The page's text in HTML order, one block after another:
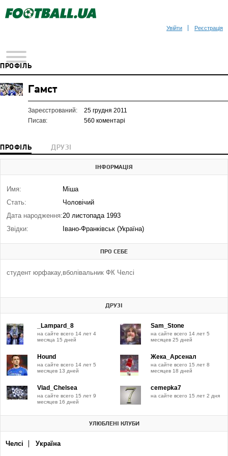
Увійти Реєстрація
ПРОФІЛЬ
Гамст
Зареєстрований:
25 грудня 2011
Писав:
560 коментарі
ПРОФІЛЬ ДРУЗІ
ІНФОРМАЦІЯ
Имя:
Міша
Стать:
Чоловічий
Дата народження:20 листопада 1993
Звідки:
Івано-Франківськ (Україна)
ПРО СЕБЕ
студент юрфакау,вболівальник ФК Челсі
ДРУЗІ
_Lampard_8
на сайте всего 14 лет 4
месяца 15 дней
Sam_Stone
на сайте всего 14 лет 5
месяцев 25 дней
Hound
на сайте всего 14 лет 5
месяцев 13 дней
Жека_Арсенал
на сайте всего 15 лет 8
месяцев 18 дней
Vlad_Chelsea
на сайте всего 15 лет 9
месяцев 16 дней
cemepka7
на сайте всего 15 лет 2 дня
УЛЮБЛЕНІ КЛУБИ
Челсі Україна